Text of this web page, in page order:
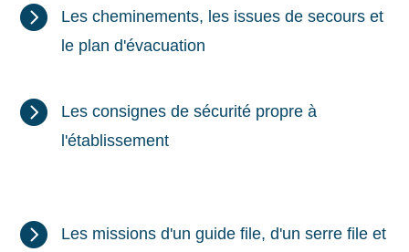

Les cheminements, les issues de secours et
le plan d'évacuation

Les consignes de sécurité propre à
l'établissement

Les missions d'un guide file, d'un serre file et